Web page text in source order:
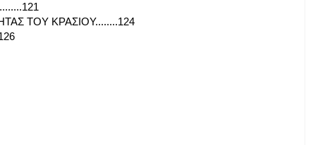
ΤΟΥ ΚΡΑΣΙΟΥ........124